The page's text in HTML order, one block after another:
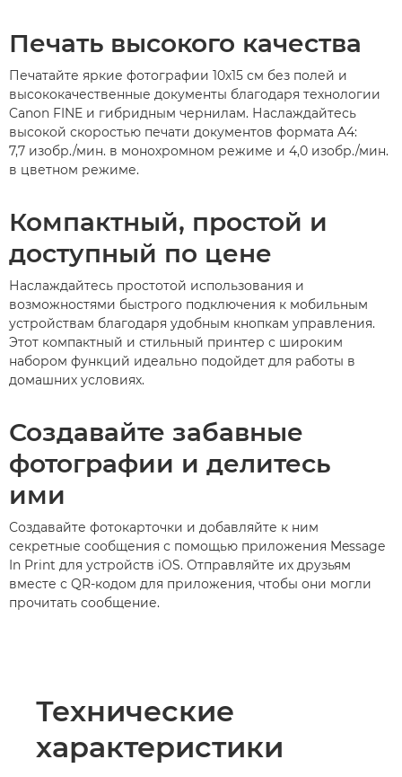
Печать высокого качества
Печатайте яркие фотографии 10x15 см без полей и
высококачественные документы благодаря технологии
Canon FINE и гибридным чернилам. Наслаждайтесь
высокой скоростью печати документов формата A4:
7,7 изобр./мин. в монохромном режиме и 4,0 изобр./мин.
в цветном режиме.
Компактный, простой и
доступный по цене
Наслаждайтесь простотой использования и
возможностями быстрого подключения к мобильным
устройствам благодаря удобным кнопкам управления.
Этот компактный и стильный принтер с широким
набором функций идеально подойдет для работы в
домашних условиях.
Создавайте забавные
фотографии и делитесь
ими
Создавайте фотокарточки и добавляйте к ним
секретные сообщения с помощью приложения Message
In Print для устройств iOS. Отправляйте их друзьям
вместе с QR-кодом для приложения, чтобы они могли
прочитать сообщение.
Технические
характеристики